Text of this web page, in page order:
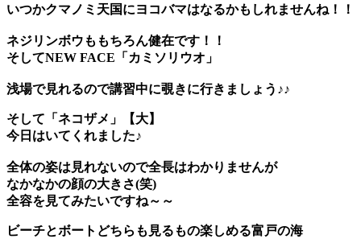
いつかクマノミ天国にヨコバマはなるかもしれませんね！！
ネジリンボウももちろん健在です！！
そしてNEW FACE「 カミソリウオ 」
浅場で見れるので講習中に覗きに行きましょう♪♪
そして「 ネコザメ 」【大】
今日はいてくれました♪
全体の姿は見れないので全長はわかりませんが
なかなかの顔の大きさ(笑)
全容を見てみたいですね～～
ビーチとボートどちらも見るもの楽しめる富戸の海